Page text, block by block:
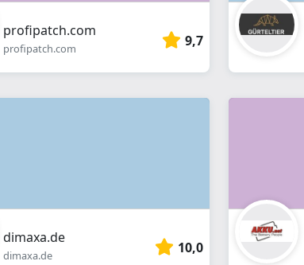
profipatch.com
profipatch.com 9,7
dimaxa.de
dimaxa.de 10,0